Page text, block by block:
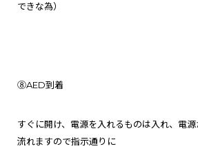
できな為）
⑧AED到着
すぐに開け、電源を入れるものは入れ、電
流れますので指示通りに